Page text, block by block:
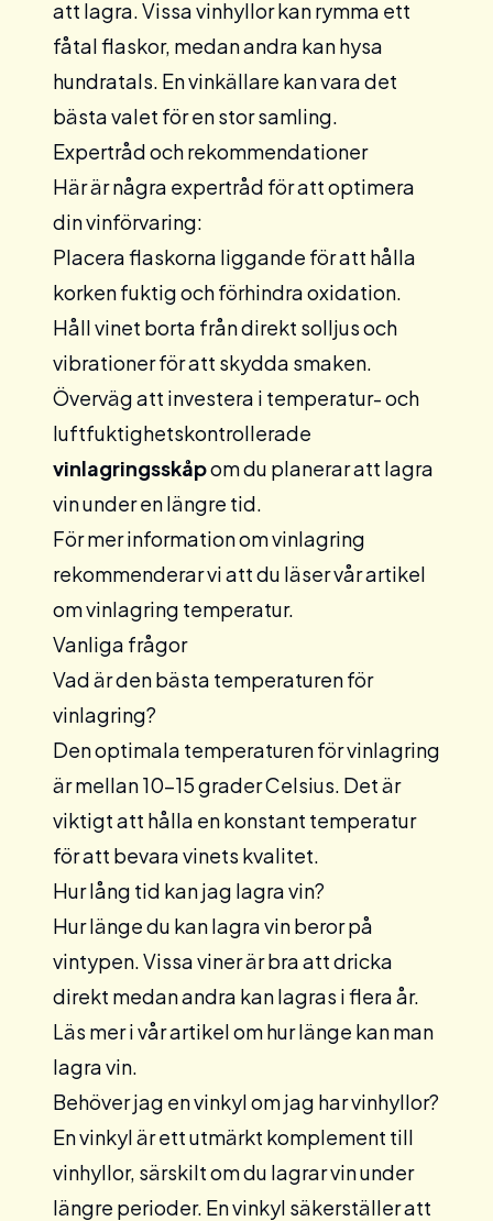
att lagra. Vissa vinhyllor kan rymma ett
fåtal flaskor, medan andra kan hysa
hundratals. Envinkällare kan vara det
bästa valet för en stor samling.
Expertråd och rekommendationer
Här är några expertråd för att optimera
din vinförvaring:
Placera flaskorna liggande för att hålla
korken fuktig och förhindra oxidation.
Håll vinet borta från direkt solljus och
vibrationer för att skydda smaken.
Överväg att investera i temperatur- och
luftfuktighetskontrollerade
vinlagringsskåpom du planerar att lagra
vin under en längre tid.
För mer information om vinlagring
rekommenderar vi att du läser vår artikel
omvinlagring temperatur.
Vanliga frågor
Vad är den bästa temperaturen för
vinlagring?
Den optimala temperaturen för vinlagring
är mellan 10-15 grader Celsius. Det är
viktigt att hålla en konstant temperatur
för att bevara vinets kvalitet.
Hur lång tid kan jag lagra vin?
Hur länge du kan lagra vin beror på
vintypen. Vissa viner är bra att dricka
direkt medan andra kan lagras i flera år.
Läs mer i vår artikel omhur länge kan man
lagra vin.
Behöver jag en vinkyl om jag har vinhyllor?
En vinkyl är ett utmärkt komplement till
vinhyllor, särskilt om du lagrar vin under
längre perioder. En vinkyl säkerställer att